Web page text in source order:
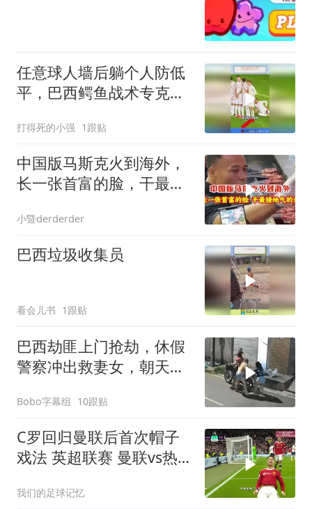
任意球人墙后躺个人防低
平，巴西鳄鱼战术专克小
打得死的小强 1跟贴
中国版马斯克火到海外，
长一张首富的脸，干最接
小暨derderder
巴西垃圾收集员
看会儿书 1跟贴
巴西劫匪上门抢劫，休假
警察冲出救妻女，朝天鸣
Bobo字幕组 10跟贴
C罗回归曼联后首次帽子
戏法 英超联赛 曼联vs热
我们的足球记忆